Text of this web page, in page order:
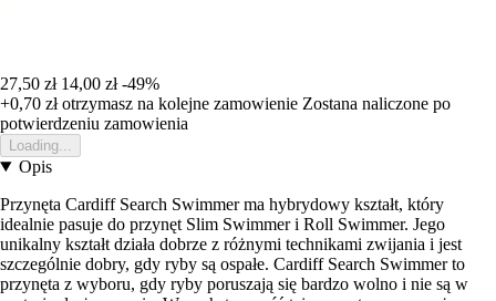
27,50 zł 14,00 zł -49%
+0,70 złotrzymasz na kolejne zamowienie Zostana naliczone po
potwierdzeniu zamowienia
Loading...
Opis
Przynęta Cardiff Search Swimmer ma hybrydowy kształt, który
idealnie pasuje do przynęt Slim Swimmer i Roll Swimmer. Jego
unikalny kształt działa dobrze z różnymi technikami zwijania i jest
szczególnie dobry, gdy ryby są ospałe. Cardiff Search Swimmer to
przynęta z wyboru, gdy ryby poruszają się bardzo wolno i nie są w